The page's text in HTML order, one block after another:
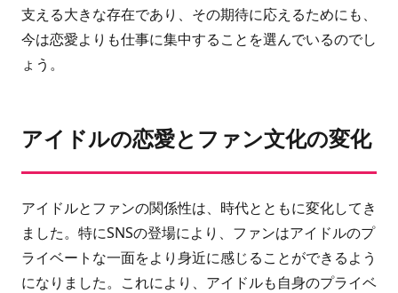
支える大きな存在であり、その期待に応えるためにも、
今は恋愛よりも仕事に集中することを選んでいるのでし
ょう。
アイドルの恋愛とファン文化の変化
アイドルとファンの関係性は、時代とともに変化してき
ました。特にSNSの登場により、ファンはアイドルのプ
ライベートな一面をより身近に感じることができるよう
になりました。これにより、アイドルも自身のプライベ